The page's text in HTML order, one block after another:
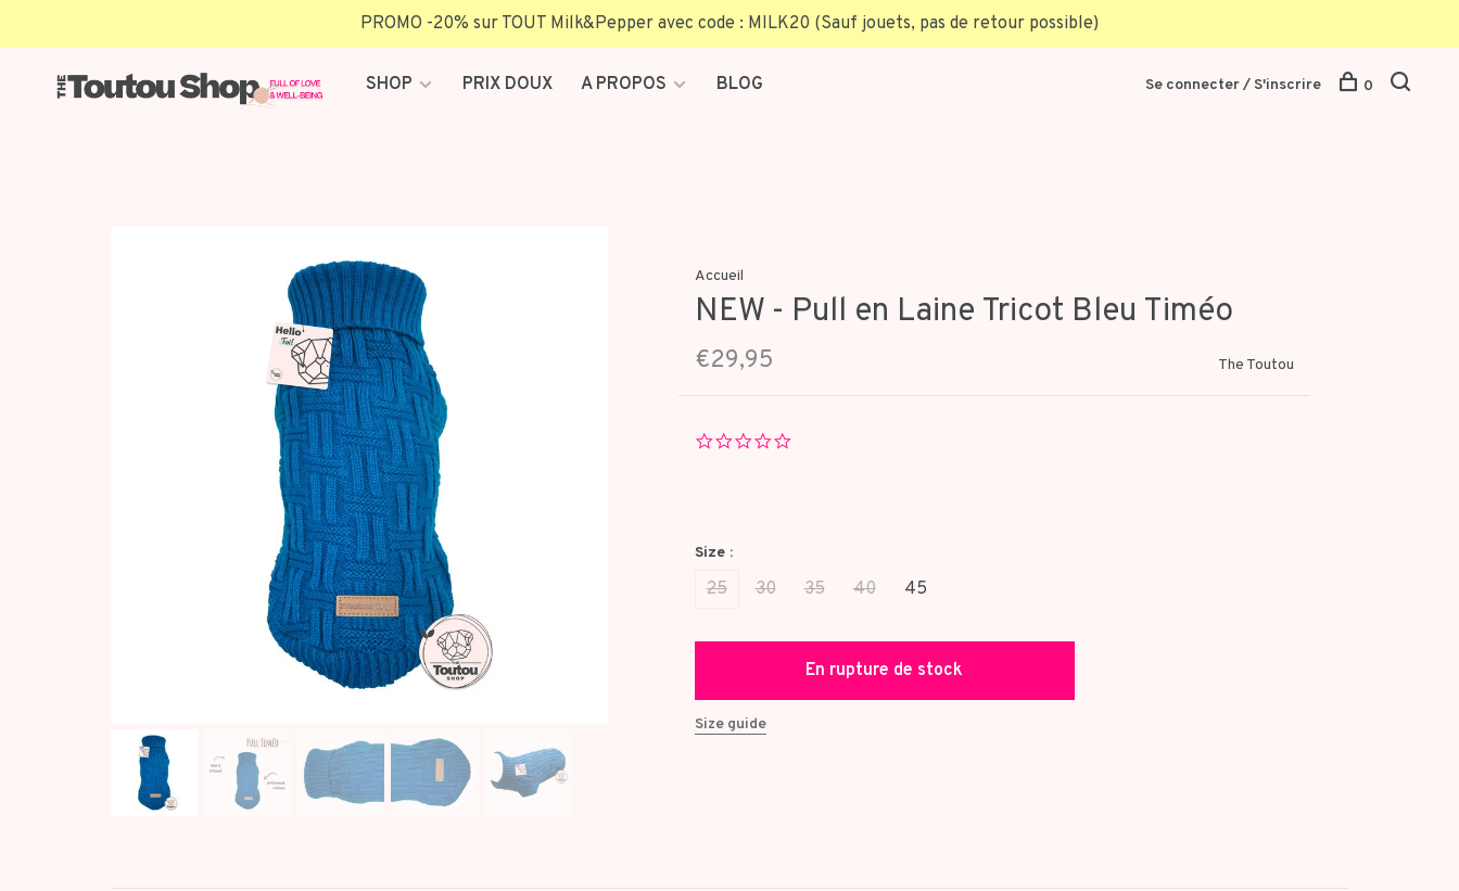
PROMO -20% sur TOUT Milk&Pepper avec code : MILK20 (Sauf jouets, pas de retour possible)
SHOP PRIX DOUX A PROPOS BLOG Se connecter / S'inscrire 0
Accueil
NEW - Pull en Laine Tricot Bleu Timéo
€29,95 The Toutou
0.0
Size :
25 30 35 40 45
En rupture de stock
Size guide